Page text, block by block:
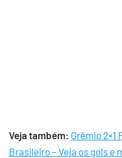
Veja também: Grêmio
Brasileiro – Veja os gols e